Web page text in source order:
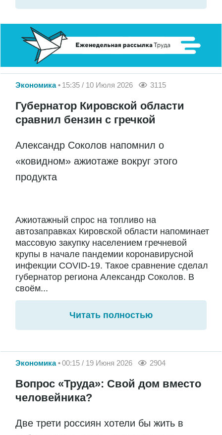
Экономика 15:35 / 10 Июля 2026 3115
Губернатор Кировской области
сравнил бензин с гречкой
Александр Соколов напомнил о
«ковидном» ажиотаже вокруг этого
продукта
Ажиотажный спрос на топливо на
автозаправках Кировской области напоминает
массовую закупку населением гречневой
крупы в начале пандемии коронавирусной
инфекции COVID-19. Такое сравнение сделал
губернатор региона Александр Соколов. В
своём...
Читать полностью
Экономика 00:15 / 19 Июня 2026 2904
Вопрос «Труда»: Свой дом вместо
человейника?
Две трети россиян хотели бы жить в